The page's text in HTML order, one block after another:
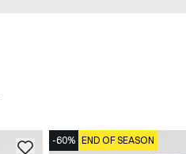
-60% END OF SEASON